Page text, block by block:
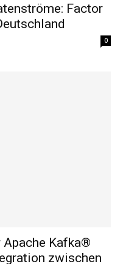
Factor
0
Kafka®
zwischen